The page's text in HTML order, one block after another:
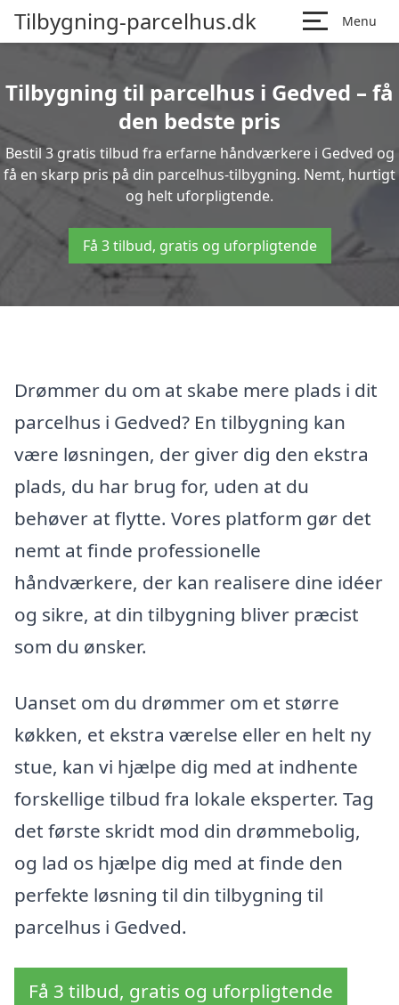
Tilbygning-parcelhus.dk Menu
Tilbygning til parcelhus i Gedved – få
den bedste pris
Bestil 3 gratis tilbud fra erfarne håndværkere i Gedved og
få en skarp pris på din parcelhus-tilbygning. Nemt, hurtigt
og helt uforpligtende.
Få 3 tilbud, gratis og uforpligtende
Drømmer du om at skabe mere plads i dit
parcelhus i Gedved? En tilbygning kan
være løsningen, der giver dig den ekstra
plads, du har brug for, uden at du
behøver at flytte. Vores platform gør det
nemt at finde professionelle
håndværkere, der kan realisere dine idéer
og sikre, at din tilbygning bliver præcist
som du ønsker.
Uanset om du drømmer om et større
køkken, et ekstra værelse eller en helt ny
stue, kan vi hjælpe dig med at indhente
forskellige tilbud fra lokale eksperter. Tag
det første skridt mod din drømmebolig,
og lad os hjælpe dig med at finde den
perfekte løsning til din tilbygning til
parcelhus i Gedved.
Få 3 tilbud, gratis og uforpligtende